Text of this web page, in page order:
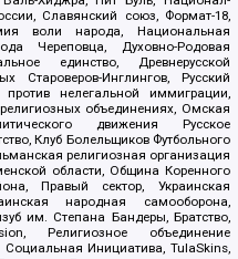
Славянский союз, Формат-18,
воли народа, Национальная
Череповца, Духовно-Родовая
единство, Древнерусской
Староверов-Инглингов, Русский
нелегальной иммиграции,
объединениях, Омская
движения Русское
Клуб Болельщиков Футбольного
религиозная организация
области, Община Коренного
Правый сектор, Украинская
народная самооборона,
им. Степана Бандеры, Братство,
Религиозное объединение
Инициатива, TulaSkins,